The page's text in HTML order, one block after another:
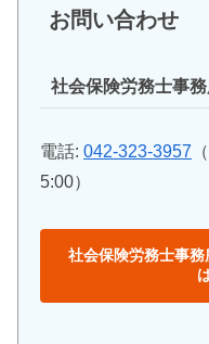
お問い合わせ
社会保険労務士事
電話: 042-323-3957
5:00）
社会保険労務士事